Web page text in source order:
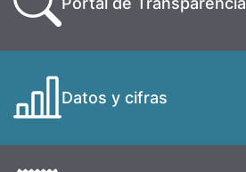
Datos y cifras